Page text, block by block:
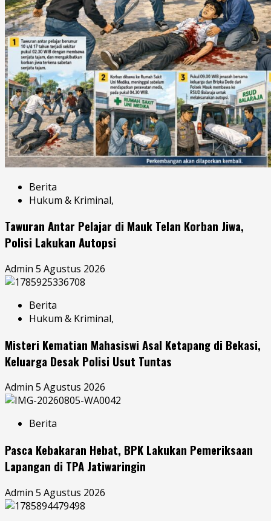
Berita
Hukum & Kriminal,
Tawuran Antar Pelajar di Mauk Telan Korban Jiwa,
Polisi Lakukan Autopsi
Admin 5 Agustus 2026
Berita
Hukum & Kriminal,
Misteri Kematian Mahasiswi Asal Ketapang di Bekasi,
Keluarga Desak Polisi Usut Tuntas
Admin 5 Agustus 2026
Berita
Pasca Kebakaran Hebat, BPK Lakukan Pemeriksaan
Lapangan di TPA Jatiwaringin
Admin 5 Agustus 2026